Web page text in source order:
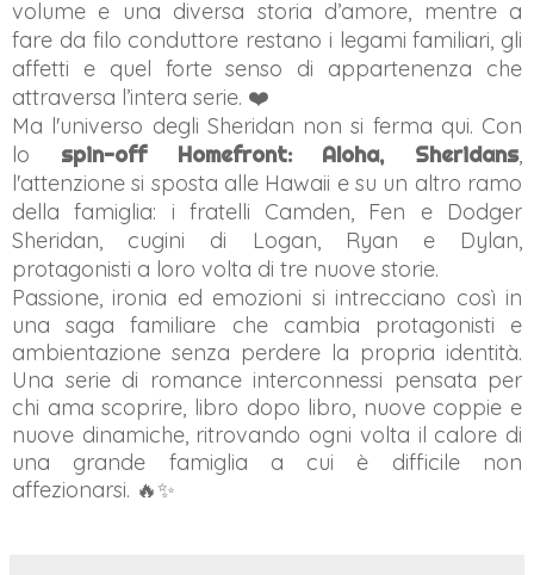
volume e una diversa storia d’amore, mentre a
fare da filo conduttore restano i legami familiari, gli
affetti e quel forte senso di appartenenza che
attraversa l’intera serie. ❤️
Ma l'universo degli Sheridan non si ferma qui. Con
lo spin-off Homefront: Aloha, Sheridans,
l'attenzione si sposta alle Hawaii e su un altro ramo
della famiglia: i fratelli Camden, Fen e Dodger
Sheridan, cugini di Logan, Ryan e Dylan,
protagonisti a loro volta di tre nuove storie.
Passione, ironia ed emozioni si intrecciano così in
una saga familiare che cambia protagonisti e
ambientazione senza perdere la propria identità.
Una serie di romance interconnessi pensata per
chi ama scoprire, libro dopo libro, nuove coppie e
nuove dinamiche, ritrovando ogni volta il calore di
una grande famiglia a cui è difficile non
affezionarsi. 🔥✨